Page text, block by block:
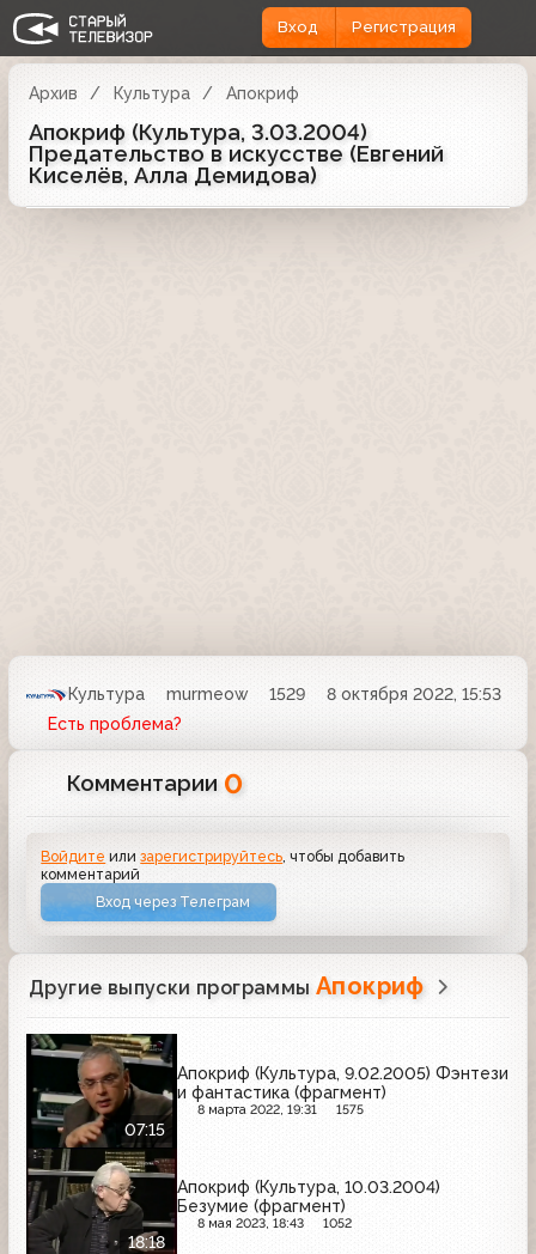
Вход Регистрация
Архив Культура Апокриф
Апокриф (Культура, 3.03.2004)
Предательство в искусстве (Евгений
Киселёв, Алла Демидова)
Культура murmeow 1529
8 октября 2022, 15:53
Есть проблема?
Комментарии 0
Войдите илизарегистрируйтесь , чтобы добавить
комментарий
Вход через Телеграм
Другие выпуски программы Апокриф
07:15
Апокриф (Культура, 9.02.2005) Фэнтези
и фантастика (фрагмент)
8 марта 2022, 19:31 1575
18:18
Апокриф (Культура, 10.03.2004)
Безумие (фрагмент)
8 мая 2023, 18:43 1052